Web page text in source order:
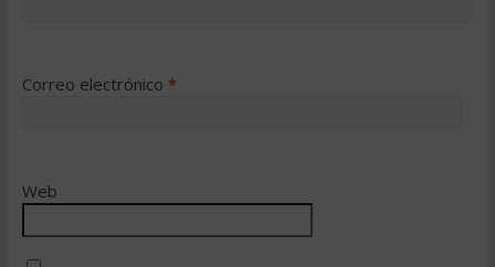
Correo electrónico *
Web